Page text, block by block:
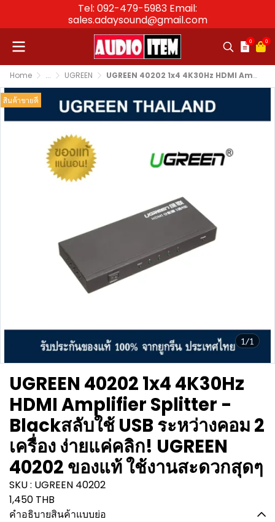
Tel: 092-479-5983 Email:
sales.adaysound@gmail.com
0 0
Home ... UGREEN UGREEN 40202 1x4 4K30Hz HDMI Amplifier Splitter - Blackสลับใช้ USB ระหว่างคอม 2 เครื่อง ง่ายแค่คลิก! UGREEN 40202 ของแท้ ใช้งานสะดวกสุดๆ
1/1
สินค้าขายดี
UGREEN 40202 1x4 4K30Hz
HDMI Amplifier Splitter -
Blackสลับใช้ USB ระหว่างคอม 2
เครื่อง ง่ายแค่คลิก! UGREEN
40202 ของแท้ ใช้งานสะดวกสุดๆ
SKU : UGREEN 40202
1,450 THB
คำอธิบายสินค้าแบบย่อ